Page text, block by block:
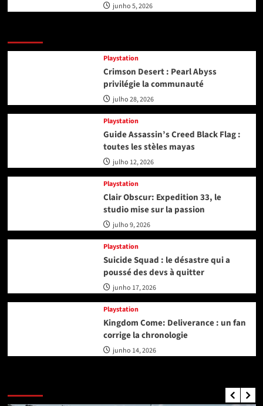
junho 5, 2026
Playstation
Crimson Desert : Pearl Abyss
privilégie la communauté
julho 28, 2026
Playstation
Guide Assassin’s Creed Black Flag :
toutes les stèles mayas
julho 12, 2026
Playstation
Clair Obscur: Expedition 33, le
studio mise sur la passion
julho 9, 2026
Playstation
Suicide Squad : le désastre qui a
poussé des devs à quitter
junho 17, 2026
Playstation
Kingdom Come: Deliverance : un fan
corrige la chronologie
junho 14, 2026